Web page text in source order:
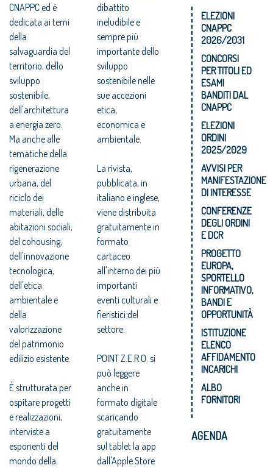
CNAPPC ed è
dedicata ai temi
della
salvaguardia del
territorio, dello
sviluppo
sostenibile,
dell'architettura
a energia zero.
Ma anche alle
tematiche della
rigenerazione
urbana, del
riciclo dei
materiali, delle
abitazioni sociali,
del cohousing,
dell'innovazione
tecnologica,
dell'etica
ambientale e
della
valorizzazione
del patrimonio
edilizio esistente.
È strutturata per
ospitare progetti
e realizzazioni,
interviste a
esponenti del
mondo della
dibattito
ineludibile e
sempre più
importante dello
sviluppo
sostenibile nelle
sue accezioni
etica,
economica e
ambientale.
La rivista,
pubblicata, in
italiano e inglese,
viene distribuita
gratuitamente in
formato
cartaceo
all'interno dei più
importanti
eventi culturali e
fieristici del
settore.
POINT Z.E.R.O. si
può leggere
anche in
formato digitale
scaricando
gratuitamente
sul tablet la app
dall'Apple Store
ELEZIONI
CNAPPC
2026/2031
CONCORSI
PER TITOLI ED
ESAMI
BANDITI DAL
CNAPPC
ELEZIONI
ORDINI
2025/2029
AVVISI PER
MANIFESTAZIONE
DI INTERESSE
CONFERENZE
DEGLI ORDINI
E DCR
PROGETTO
EUROPA,
SPORTELLO
INFORMATIVO,
BANDI E
OPPORTUNITÀ
ISTITUZIONE
ELENCO
AFFIDAMENTO
INCARICHI
ALBO
FORNITORI
AGENDA